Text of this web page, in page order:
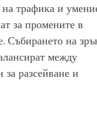
трафика и
за промените в
Събирането на
между
разсейване и